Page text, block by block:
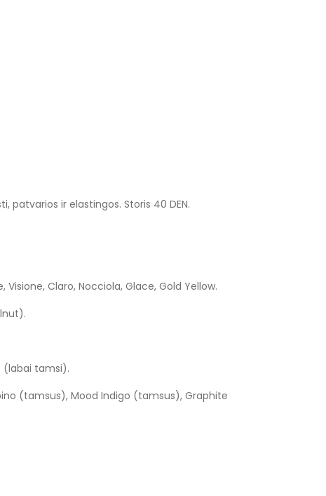
patvarios ir elastingos. Storis 40 DEN.
Claro, Nocciola, Glace, Gold Yellow.
(labai tamsi).
(tamsus), Mood Indigo (tamsus), Graphite